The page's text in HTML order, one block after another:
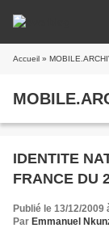
Accueil »
IDENTITE
FRANCE DU
Publié le 13/12/2009
Par Emmanuel